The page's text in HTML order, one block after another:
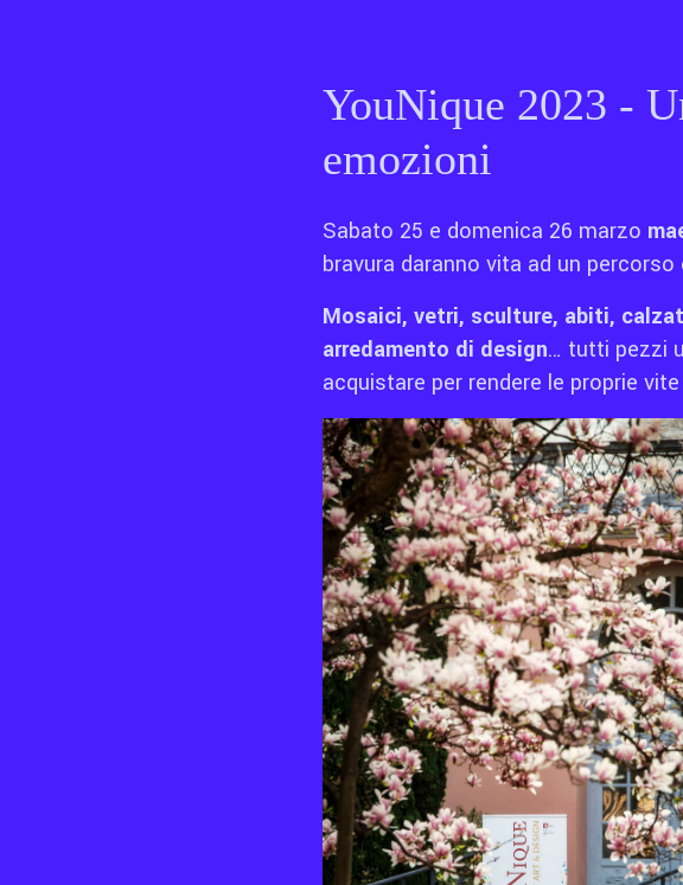
YouNique 2023 -
emozioni
Sabato 25 e domenica 26 marzo
bravura daranno vita ad un
Mosaici, vetri, sculture, abiti,
arredamento di design… tutti pezzi
acquistare per rendere le proprie